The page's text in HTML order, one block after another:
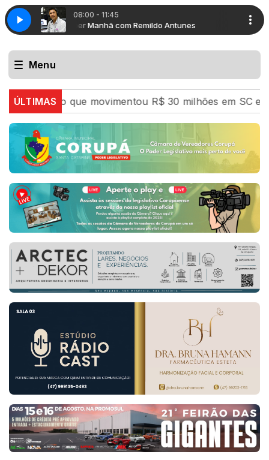
08:00 - 11:45
Super Manhã com Remildo Antunes
Menu
ÚLTIMAS
que movimentou R$ 30 milhões em SC e PR